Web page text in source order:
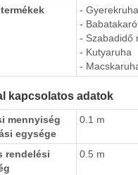
- Gyerekruha
- Babatakaró
- Szabadidő
- Kutyaruha
-
kapcsolatos adatok
mennyiség
egysége
0.1 m
rendelési
0.5 m